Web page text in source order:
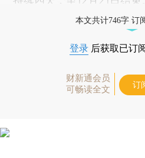
本文共计746字 订
登录 后获取已订
财新通会员
可畅读全文
订